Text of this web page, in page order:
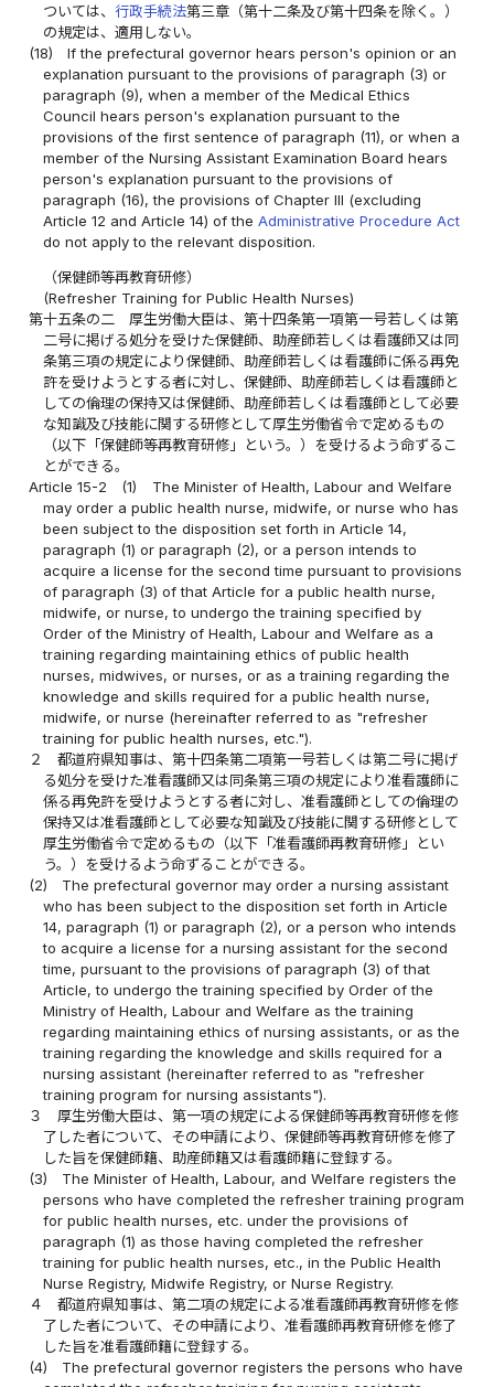
ついては、 行政手続法第三章（第十二条及び第十四条を除く。）
の規定は、適用しない。
(18)
If the prefectural governor hears person's opinion or an
explanation pursuant to the provisions of paragraph (3) or
paragraph (9), when a member of the Medical Ethics
Council hears person's explanation pursuant to the
provisions of the first sentence of paragraph (11), or when a
member of the Nursing Assistant Examination Board hears
person's explanation pursuant to the provisions of
paragraph (16), the provisions of Chapter III (excluding
Article 12 and Article 14) of theAdministrative Procedure Act
do not apply to the relevant disposition.
（保健師等再教育研修）
(Refresher Training for Public Health Nurses)
第十五条の二
厚生労働大臣は、第十四条第一項第一号若しくは第
二号に掲げる処分を受けた保健師、助産師若しくは看護師又は同
条第三項の規定により保健師、助産師若しくは看護師に係る再免
許を受けようとする者に対し、保健師、助産師若しくは看護師と
しての倫理の保持又は保健師、助産師若しくは看護師として必要
な知識及び技能に関する研修として厚生労働省令で定めるもの
（以下「保健師等再教育研修」という。）を受けるよう命ずるこ
とができる。
Article 15-2
(1)
The Minister of Health, Labour and Welfare
may order a public health nurse, midwife, or nurse who has
been subject to the disposition set forth in Article 14,
paragraph (1) or paragraph (2), or a person intends to
acquire a license for the second time pursuant to provisions
of paragraph (3) of that Article for a public health nurse,
midwife, or nurse, to undergo the training specified by
Order of the Ministry of Health, Labour and Welfare as a
training regarding maintaining ethics of public health
nurses, midwives, or nurses, or as a training regarding the
knowledge and skills required for a public health nurse,
midwife, or nurse (hereinafter referred to as "refresher
training for public health nurses, etc.").
２
都道府県知事は、第十四条第二項第一号若しくは第二号に掲げ
る処分を受けた准看護師又は同条第三項の規定により准看護師に
係る再免許を受けようとする者に対し、准看護師としての倫理の
保持又は准看護師として必要な知識及び技能に関する研修として
厚生労働省令で定めるもの（以下「准看護師再教育研修」とい
う。）を受けるよう命ずることができる。
(2)
The prefectural governor may order a nursing assistant
who has been subject to the disposition set forth in Article
14, paragraph (1) or paragraph (2), or a person who intends
to acquire a license for a nursing assistant for the second
time, pursuant to the provisions of paragraph (3) of that
Article, to undergo the training specified by Order of the
Ministry of Health, Labour and Welfare as the training
regarding maintaining ethics of nursing assistants, or as the
training regarding the knowledge and skills required for a
nursing assistant (hereinafter referred to as "refresher
training program for nursing assistants").
３
厚生労働大臣は、第一項の規定による保健師等再教育研修を修
了した者について、その申請により、保健師等再教育研修を修了
した旨を保健師籍、助産師籍又は看護師籍に登録する。
(3)
The Minister of Health, Labour, and Welfare registers the
persons who have completed the refresher training program
for public health nurses, etc. under the provisions of
paragraph (1) as those having completed the refresher
training for public health nurses, etc., in the Public Health
Nurse Registry, Midwife Registry, or Nurse Registry.
４
都道府県知事は、第二項の規定による准看護師再教育研修を修
了した者について、その申請により、准看護師再教育研修を修了
した旨を准看護師籍に登録する。
(4)
The prefectural governor registers the persons who have